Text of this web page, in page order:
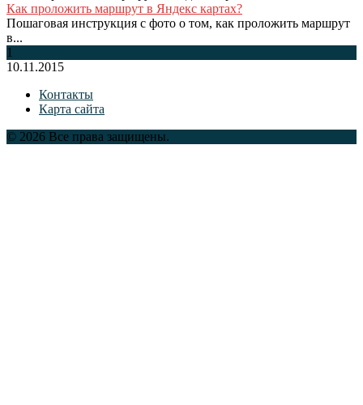
Как проложить маршрут в Яндекс картах?
Пошаговая инструкция с фото о том, как проложить маршрут
в...
1
10.11.2015
Контакты
Карта сайта
© 2026 Все права защищены.